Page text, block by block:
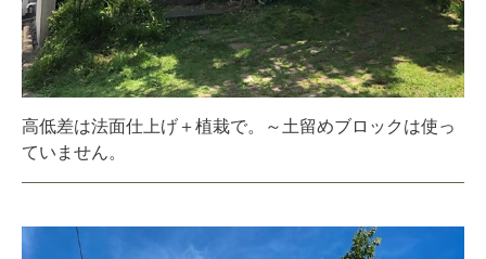
高低差は法面仕上げ＋植栽で。～土留めブロックは使っ
ていません。